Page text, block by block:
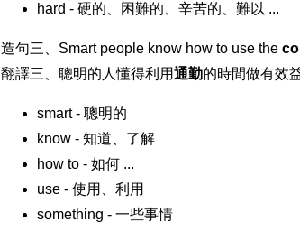
hard - 硬的、困難的、辛苦的、難以 ...
造句三、Smart people know how to use the
翻譯三、聰明的人懂得利用通勤的時間做有效
smart - 聰明的
know - 知道、了解
how to - 如何 ...
use - 使用、利用
something - 一些事情